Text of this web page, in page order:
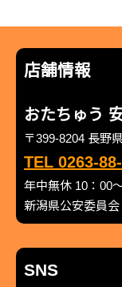
店舗情報
おたちゅう
〒399-8204 長野
TEL 0263-
年中無休 10：00
新潟県公安委員
SNS